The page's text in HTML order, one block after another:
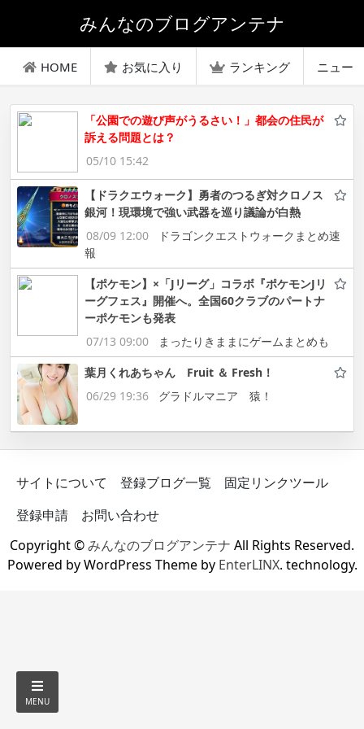
みんなのブログアンテナ
HOME お気に入り ランキング ニュー
「公園での遊び声がうるさい！」都会の住民が
訴える問題とは？
05/10 15:42
【ドラクエウォーク】勇者のつるぎ対クロノス
銀河！現環境で強い武器を巡り議論が白熱
08/09 12:00
ドラゴンクエストウォークまとめ速
報
【ポケモン】×「Jリーグ」コラボ『ポケモンJリ
ーグフェス』開催へ。全国60クラブのパートナ
ーポケモンも発表
07/13 09:00
まったりきままにゲームまとめも
葉月くれあちゃん Fruit ＆ Fresh！
06/29 19:36
グラドルマニア 猿！
サイトについて 登録ブログ一覧
固定リンクツール
登録申請
お問い合わせ
Copyright ©みんなのブログアンテナ All Rights Reserved.
Powered by WordPress Theme by EnterLINX. technology.
MENU